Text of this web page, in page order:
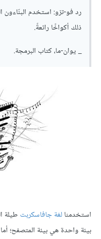
رد فو-تزو: استخدم البنّاءون
ذلك أكواخًا رائعةً.
_ يوان-ما، كتاب البرمجة.
استخدمنالغة جافاسكربت طيلة
بيئة واحدة هي بيئة المتصفح؛